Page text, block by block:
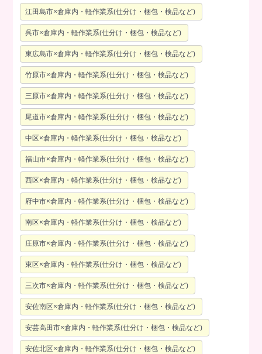
江田島市×倉庫内・軽作業系(仕分け・梱包・検品など)
呉市×倉庫内・軽作業系(仕分け・梱包・検品など)
東広島市×倉庫内・軽作業系(仕分け・梱包・検品など)
竹原市×倉庫内・軽作業系(仕分け・梱包・検品など)
三原市×倉庫内・軽作業系(仕分け・梱包・検品など)
尾道市×倉庫内・軽作業系(仕分け・梱包・検品など)
中区×倉庫内・軽作業系(仕分け・梱包・検品など)
福山市×倉庫内・軽作業系(仕分け・梱包・検品など)
西区×倉庫内・軽作業系(仕分け・梱包・検品など)
府中市×倉庫内・軽作業系(仕分け・梱包・検品など)
南区×倉庫内・軽作業系(仕分け・梱包・検品など)
庄原市×倉庫内・軽作業系(仕分け・梱包・検品など)
東区×倉庫内・軽作業系(仕分け・梱包・検品など)
三次市×倉庫内・軽作業系(仕分け・梱包・検品など)
安佐南区×倉庫内・軽作業系(仕分け・梱包・検品など)
安芸高田市×倉庫内・軽作業系(仕分け・梱包・検品など)
安佐北区×倉庫内・軽作業系(仕分け・梱包・検品など)